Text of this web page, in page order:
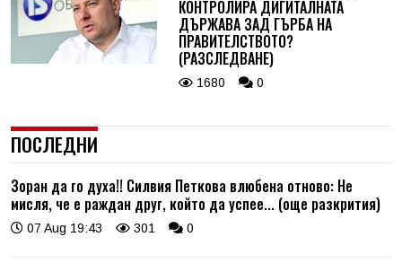
КОНТРОЛИРА ДИГИТАЛНАТА
ДЪРЖАВА ЗАД ГЪРБА НА
ПРАВИТЕЛСТВОТО?
(РАЗСЛЕДВАНЕ)
1680 0
ПОСЛЕДНИ
Зоран да го духа!! Силвия Петкова влюбена отново: Не
мисля, че е раждан друг, който да успее... (още разкрития)
07 Aug 19:43 301 0